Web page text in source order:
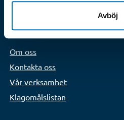
Avböj
Läs mer
Om oss
Kontakta oss
Vår verksamhet
Klagomålslistan